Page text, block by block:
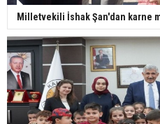
Milletvekili İshak Şan'dan karne